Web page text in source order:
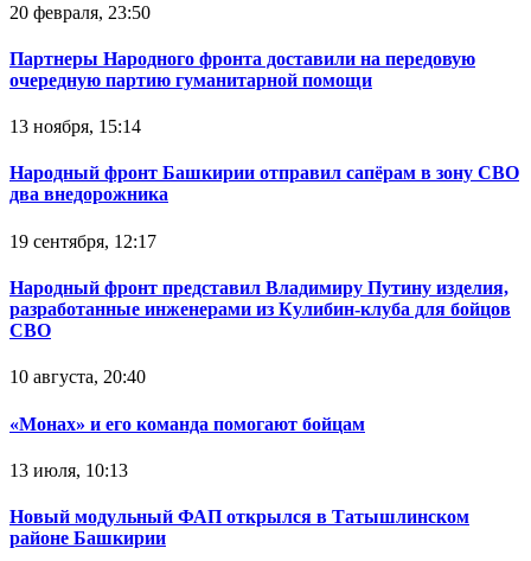
20 февраля, 23:50
Партнеры Народного фронта доставили на передовую
очередную партию гуманитарной помощи
13 ноября, 15:14
Народный фронт Башкирии отправил сапёрам в зону СВО
два внедорожника
19 сентября, 12:17
Народный фронт представил Владимиру Путину изделия,
разработанные инженерами из Кулибин-клуба для бойцов
СВО
10 августа, 20:40
«Монах» и его команда помогают бойцам
13 июля, 10:13
Новый модульный ФАП открылся в Татышлинском
районе Башкирии